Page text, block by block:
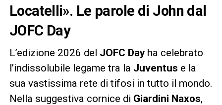
Locatelli». Le parole di John dal
JOFC Day
L’edizione 2026 del JOFC Dayha celebrato
l’indissolubile legame tra la Juventus e la
sua vastissima rete di tifosi in tutto il mondo.
Nella suggestiva cornice di Giardini Naxos,